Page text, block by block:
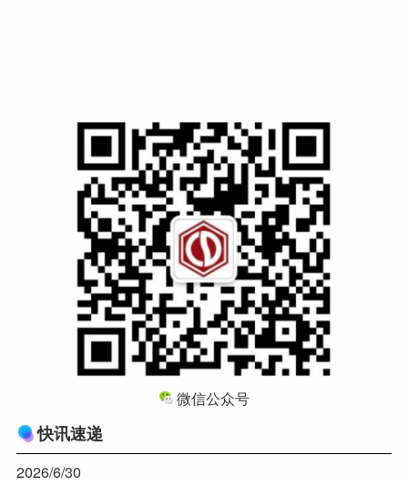
微信公众号
快讯速递
2026/6/30